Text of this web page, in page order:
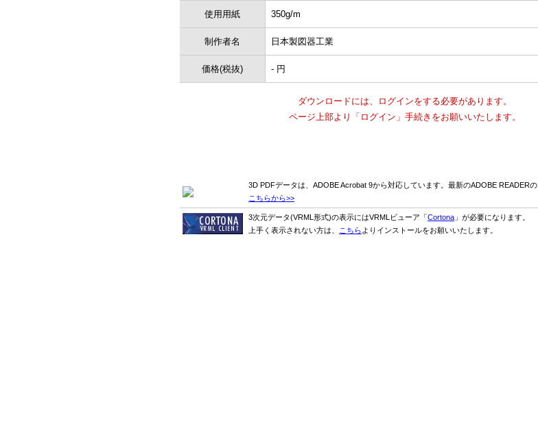
使用用紙 350g/m
制作者名 日本製図器工業
価格(税抜) - 円
ダウンロードには、ログインをする必要があります。
ページ上部より「ログイン」手続きをお願いいたします。
3D PDFデータは、ADOBE Acrobat 9から対応しています。最新のADOBE READERの
こちらから>>
3次元データ(VRML形式)の表示にはVRMLビューア「Cortona 」が必要になります。
上手く表示されない方は、
こちら よりインストールをお願いいたします。